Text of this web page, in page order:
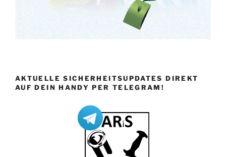
AKTUELLE SICHERHEITSUPDATES DIREKT
AUF DEIN HANDY PER TELEGRAM!